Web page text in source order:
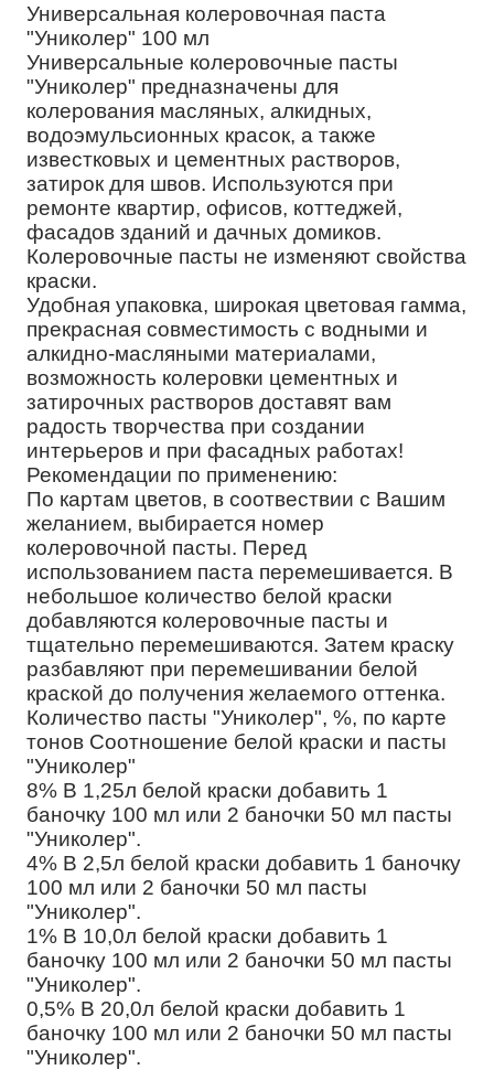
Универсальная колеровочная паста
"Униколер" 100 мл
Универсальные колеровочные пасты
"Униколер" предназначены для
колерования масляных, алкидных,
водоэмульсионных красок, а также
известковых и цементных растворов,
затирок для швов. Используются при
ремонте квартир, офисов, коттеджей,
фасадов зданий и дачных домиков.
Колеровочные пасты не изменяют свойства
краски.
Удобная упаковка, широкая цветовая гамма,
прекрасная совместимость с водными и
алкидно-масляными материалами,
возможность колеровки цементных и
затирочных растворов доставят вам
радость творчества при создании
интерьеров и при фасадных работах!
Рекомендации по применению:
По картам цветов, в соотвествии с Вашим
желанием, выбирается номер
колеровочной пасты. Перед
использованием паста перемешивается. В
небольшое количество белой краски
добавляются колеровочные пасты и
тщательно перемешиваются. Затем краску
разбавляют при перемешивании белой
краской до получения желаемого оттенка.
Количество пасты "Униколер", %, по карте
тонов Соотношение белой краски и пасты
"Униколер"
8% В 1,25л белой краски добавить 1
баночку 100 мл или 2 баночки 50 мл пасты
"Униколер".
4% В 2,5л белой краски добавить 1 баночку
100 мл или 2 баночки 50 мл пасты
"Униколер".
1% В 10,0л белой краски добавить 1
баночку 100 мл или 2 баночки 50 мл пасты
"Униколер".
0,5% В 20,0л белой краски добавить 1
баночку 100 мл или 2 баночки 50 мл пасты
"Униколер".